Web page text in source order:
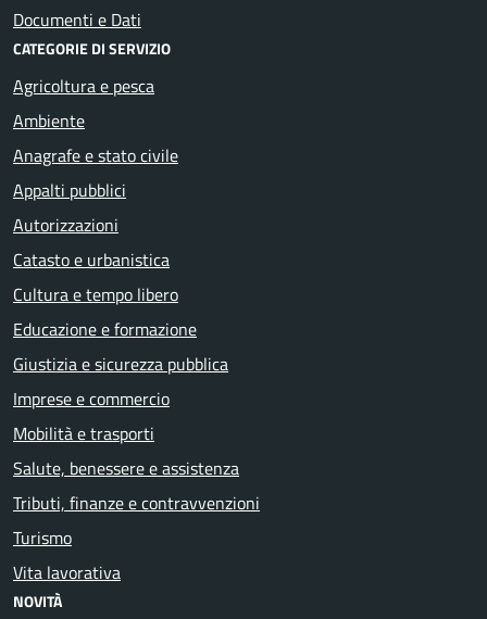
Documenti e Dati
CATEGORIE DI SERVIZIO
Agricoltura e pesca
Ambiente
Anagrafe e stato civile
Appalti pubblici
Autorizzazioni
Catasto e urbanistica
Cultura e tempo libero
Educazione e formazione
Giustizia e sicurezza pubblica
Imprese e commercio
Mobilità e trasporti
Salute, benessere e assistenza
Tributi, finanze e contravvenzioni
Turismo
Vita lavorativa
NOVITÀ